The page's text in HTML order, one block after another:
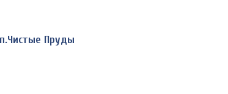
Пруды